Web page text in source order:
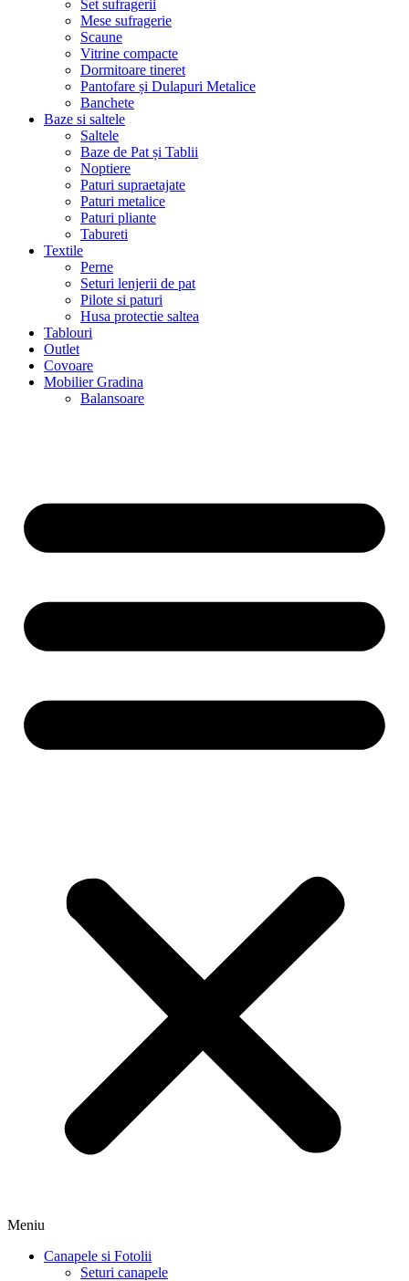
Set sufragerii
Mese sufragerie
Scaune
Vitrine compacte
Dormitoare tineret
Pantofare și Dulapuri Metalice
Banchete
Baze si saltele
Saltele
Baze de Pat și Tablii
Noptiere
Paturi supraetajate
Paturi metalice
Paturi pliante
Tabureti
Textile
Perne
Seturi lenjerii de pat
Pilote si paturi
Husa protectie saltea
Tablouri
Outlet
Covoare
Mobilier Gradina
Balansoare
Meniu
Canapele si Fotolii
Seturi canapele